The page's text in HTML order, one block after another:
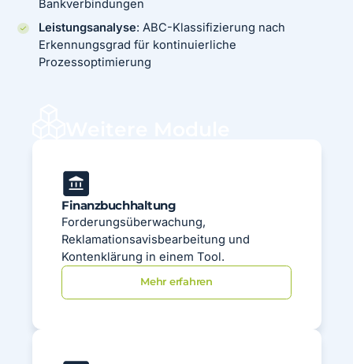
Bankverbindungen
Leistungsanalyse: ABC-Klassifizierung nach
Erkennungsgrad für kontinuierliche
Prozessoptimierung
Finanzbuchhaltung
Forderungsüberwachung,
Reklamationsavisbearbeitung und
Kontenklärung in einem Tool.
Mehr erfahren